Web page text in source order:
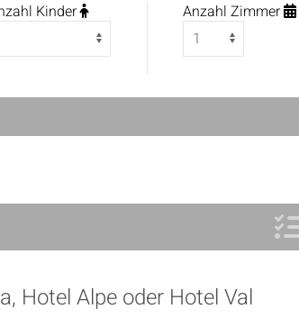
Kinder Anzahl Zimmer
Hotel Alpe oder Hotel Val